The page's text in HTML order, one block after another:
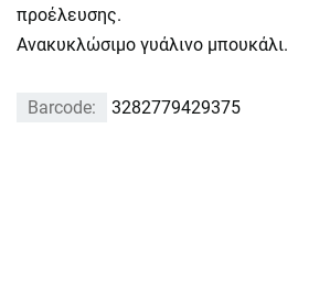
προέλευσης.
Ανακυκλώσιμο γυάλινο μπουκάλι.
Barcode: 3282779429375